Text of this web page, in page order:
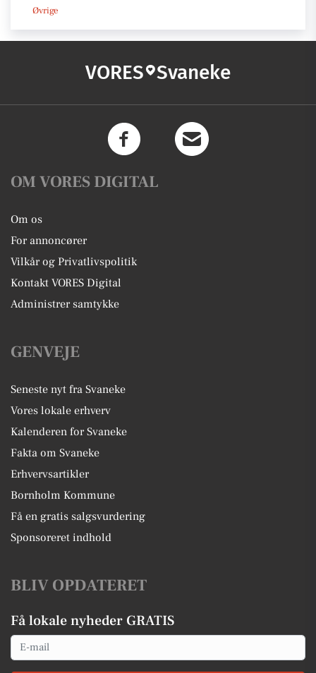
Øvrige
VORES Svaneke
OM VORES DIGITAL
Om os
For annoncører
Vilkår og Privatlivspolitik
Kontakt VORES Digital
Administrer samtykke
GENVEJE
Seneste nyt fra Svaneke
Vores lokale erhverv
Kalenderen for Svaneke
Fakta om Svaneke
Erhvervsartikler
Bornholm Kommune
Få en gratis salgsvurdering
Sponsoreret indhold
BLIV OPDATERET
Få lokale nyheder GRATIS
Email